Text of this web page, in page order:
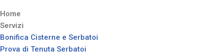
Home
Servizi
Bonifica Cisterne e Serbatoi
Prova di Tenuta Serbatoi